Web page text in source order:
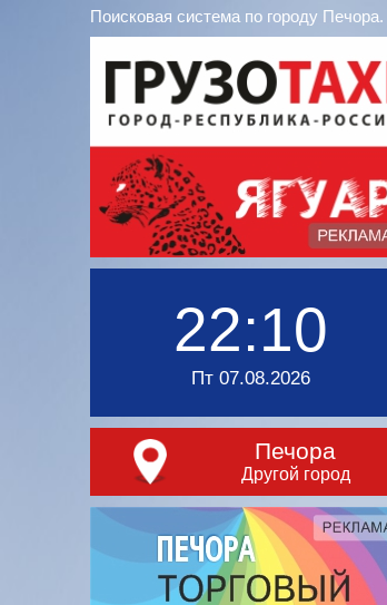
Поисковая система по городу Печора.
22:10
Пт 07.08.2026
Печора
Другой город